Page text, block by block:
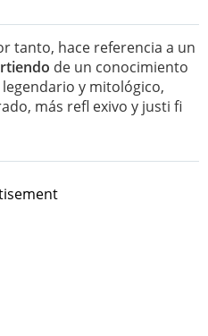
tanto, hace referencia a un
de un conocimiento
y mitológico,
más refl exivo y justi fi